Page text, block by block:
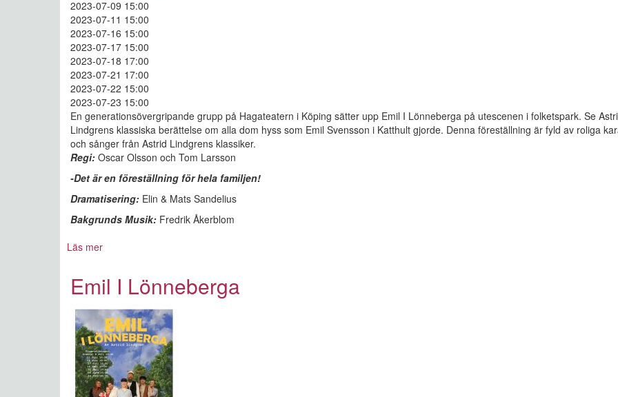
2023-07-09 15:00
2023-07-11 15:00
2023-07-16 15:00
2023-07-17 15:00
2023-07-18 17:00
2023-07-21 17:00
2023-07-22 15:00
2023-07-23 15:00
En generationsövergripande grupp på Hagateatern i Köping sätter upp Emil I Lönneberga på utescenen i folketspark. Se
Lindgrens klassiska berättelse om alla dom hyss som Emil Svensson i Katthult gjorde. Denna föreställning är fyld av roliga
och sånger från Astrid Lindgrens klassiker.
Regi: Oscar Olsson och Tom Larsson
-Det är en föreställning för hela familjen!
Dramatisering: Elin & Mats Sandelius
Bakgrunds Musik: Fredrik Åkerblom
Läs mer
Lönneberga
Emil I Lönneberga